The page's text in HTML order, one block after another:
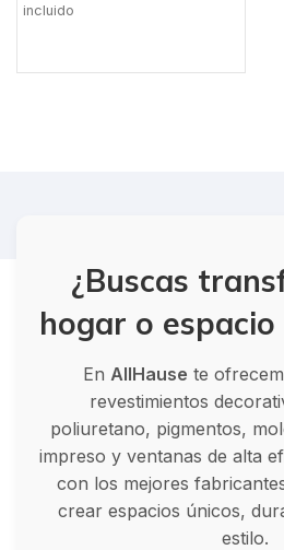
incluido
¿Buscas
hogar o
En AllHause te
revestimientos
poliuretano, pigmentos,
impreso y ventanas de alta
con los mejores
crear espacios únicos,
estilo.